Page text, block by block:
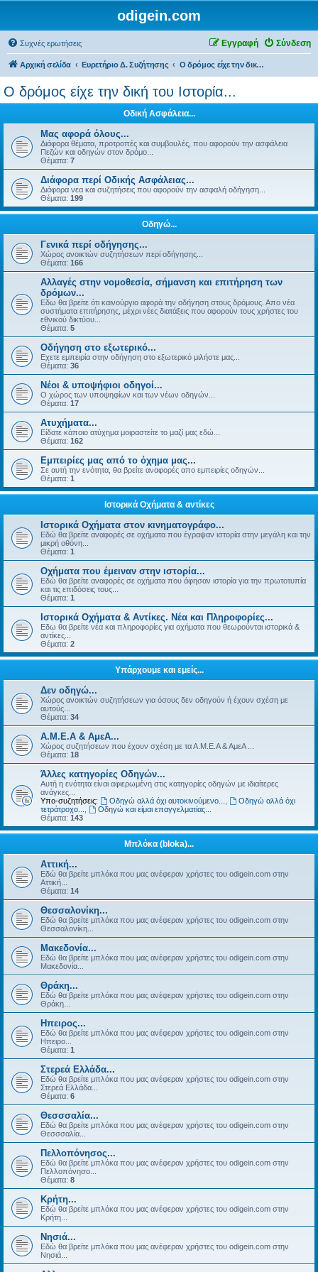
odigein.com
Συχνές ερωτήσεις Σύνδεση
Εγγραφή
Αρχική σελίδα Ευρετήριο Δ. Συζήτησης Ο δρόμος είχε την δική του Ιστορία...
Ο δρόμος είχε την δική του Ιστορία...
Οδική Ασφάλεια...
Μας αφορά όλους...
Διάφορα θέματα, προτροπές και συμβουλές, που αφορούν την ασφάλεια
Πεζών και οδηγών στον δρόμο...
Θέματα: 7
Διάφορα περί Οδικής Ασφάλειας...
Διάφορα νεα και συζητήσεις που αφορούν την ασφαλή οδήγηση...
Θέματα: 199
Οδηγώ...
Γενικά περί οδήγησης...
Χώρος ανοικτών συζητήσεων περί οδήγησης...
Θέματα: 166
Αλλαγές στην νομοθεσία, σήμανση και επιτήρηση των
δρόμων...
Εδω θα βρείτε ότι καινούργιο αφορά την οδήγηση στους δρόμους. Απο νέα
συστήματα επιτήρησης, μέχρι νέες διατάξεις που αφορούν τους χρήστες του
εθνικού δικτύου...
Θέματα: 5
Οδήγηση στο εξωτερικό...
Εχετε εμπειρία στην οδήγηση στο εξωτερικό μιλήστε μας...
Θέματα: 36
Νέοι & υποψήφιοι οδηγοί...
Ο χώρος των υποψηφίων και των νέων οδηγών...
Θέματα: 17
Ατυχήματα...
Είδατε κάποιο ατύχημα μοιραστείτε το μαζί μας εδώ...
Θέματα: 162
Εμπειρίες μας από το όχημα μας...
Σε αυτή την ενότητα, θα βρείτε αναφορές απο εμπειρίες οδηγών...
Θέματα: 1
Ιστορικά Οχήματα & αντίκες
Ιστορικά Οχήματα στον κινηματογράφο...
Εδώ θα βρείτε αναφορές σε οχήματα που έγραψαν ιστορία στην μεγάλη και την
μικρή οθόνη...
Θέματα: 1
Οχήματα που έμειναν στην ιστορία...
Εδώ θα βρείτε αναφορές σε οχήματα που άφησαν ιστορία για την πρωτοτυπία
και τις επιδόσεις τους...
Θέματα: 1
Ιστορικά Οχήματα & Αντίκες. Νέα και Πληροφορίες...
Εδω θα βρείτε νέα και πληροφορίες για οχήματα που θεωρούνται ιστορικά &
αντίκες...
Θέματα: 2
Υπάρχουμε και εμείς...
Δεν οδηγώ...
Χώρος ανοικτών συζητήσεων για όσους δεν οδηγούν ή έχουν σχέση με
αυτούς...
Θέματα: 34
Α.Μ.Ε.Α & ΑμεΑ...
Χώρος συζητήσεων που έχουν σχέση με τα Α.Μ.Ε.Α & ΑμεΑ ...
Θέματα: 18
Άλλες κατηγορίες Οδηγών...
Αυτή η ενότητα είναι αφιερωμένη στις κατηγορίες οδηγών με ιδιαίτερες
ανάγκες...
Υπο-συζητήσεις:
Οδηγώ αλλά όχι αυτοκινούμενο...
Οδηγώ αλλά όχι
τετράτροχο...
Οδηγώ και είμαι επαγγελματίας...
Θέματα: 143
Μπλόκα (bloka)...
Αττική...
Εδώ θα βρείτε μπλόκα που μας ανέφεραν χρήστες του odigein.com στην
Αττική...
Θέματα: 14
Θεσσαλονίκη...
Εδώ θα βρείτε μπλόκα που μας ανέφεραν χρήστες του odigein.com στην
Θεσσαλονίκη...
Μακεδονία...
Εδώ θα βρείτε μπλόκα που μας ανέφεραν χρήστες του odigein.com στην
Μακεδονία...
Θράκη...
Εδώ θα βρείτε μπλόκα που μας ανέφεραν χρήστες του odigein.com στην
Θράκη...
Ηπειρος...
Εδώ θα βρείτε μπλόκα που μας ανέφεραν χρήστες του odigein.com στην
Ηπειρο...
Θέματα: 1
Στερεά Ελλάδα...
Εδώ θα βρείτε μπλόκα που μας ανέφεραν χρήστες του odigein.com στην
Στερεά Ελλάδα...
Θέματα: 6
Θεσσσαλία...
Εδώ θα βρείτε μπλόκα που μας ανέφεραν χρήστες του odigein.com στην
Θεσσσαλία...
Πελλοπόνησος...
Εδώ θα βρείτε μπλόκα που μας ανέφεραν χρήστες του odigein.com στην
Πελλοπόνησο...
Θέματα: 8
Κρήτη...
Εδώ θα βρείτε μπλόκα που μας ανέφεραν χρήστες του odigein.com στην
Κρήτη...
Νησιά...
Εδώ θα βρείτε μπλόκα που μας ανέφεραν χρήστες του odigein.com στην
Νησιά...